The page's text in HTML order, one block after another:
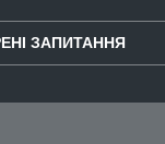
ЗАПИТАННЯ